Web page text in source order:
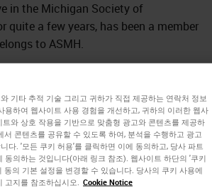
in the Michigan Society of
quite a few years, has been a member
to ASMH.
Pieces by
기타 추적 기술 그리고 귀하가 직접 제공하는 연락처 정보
용하여 웹사이트 사용 경험을 개선하고, 귀하의 이러한 웹사
와 상호 작용을 기반으로 맞춤형 광고와 콘텐츠를 제공하
서 콘텐츠를 공유할 수 있도록 하여, 분석을 수행하고 광고
다. '모든 쿠키 허용'를 클릭하면 이에 동의하고, 당사 파트
동의하는 것입니다(아래 링크 참조). 웹사이트 하단의 '쿠키
동의 기본 설정을 변경할 수 있습니다. 당사의 쿠키 사용에
지를 참조하십시오.
Cookie Notice